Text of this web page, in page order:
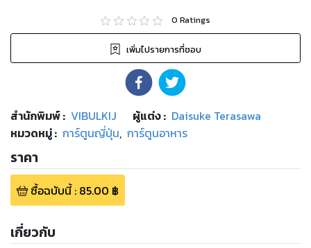
0 Ratings
เพิ่มไปรายการที่ชอบ
สำนักพิมพ์: VIBULKIJ ผู้แต่ง : Daisuke Terasawa
หมวดหมู่: การ์ตูนญี่ปุ่น, การ์ตูนอาหาร
ราคา
ซื้อฉบับนี้: 85.00 ฿
เกี่ยวกับ